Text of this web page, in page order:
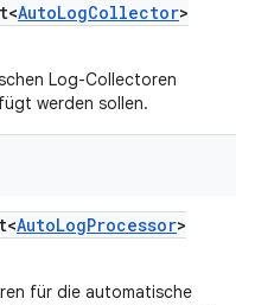
AutoLogCollector>
Log-Collectoren
werden sollen.
AutoLogProcessor>
für die automatische